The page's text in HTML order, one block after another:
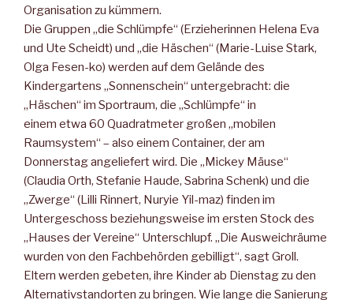
Organisation zu kümmern.
Die Gruppen „die Schlümpfe“ (Erzieherinnen Helena Eva
und Ute Scheidt) und „die Häschen“ (Marie-Luise Stark,
Olga Fesen-ko) werden auf dem Gelände des
Kindergartens „Sonnenschein“ untergebracht: die
„Häschen“ im Sportraum, die „Schlümpfe“ in
einem etwa 60 Quadratmeter großen „mobilen
Raumsystem“ – also einem Container, der am
Donnerstag angeliefert wird. Die „Mickey Mäuse“
(Claudia Orth, Stefanie Haude, Sabrina Schenk) und die
„Zwerge“ (Lilli Rinnert, Nuryie Yil-maz) finden im
Untergeschoss beziehungsweise im ersten Stock des
„Hauses der Vereine“ Unterschlupf. „Die Ausweichräume
wurden von den Fachbehörden gebilligt“, sagt Groll.
Eltern werden gebeten, ihre Kinder ab Dienstag zu den
Alternativstandorten zu bringen. Wie lange die Sanierung